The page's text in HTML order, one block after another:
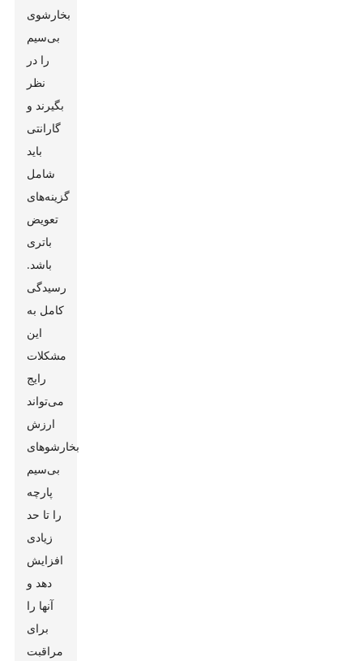
بخارشوی
بی‌سیم
را در
نظر
بگیرند و
گارانتی
باید
شامل
گزینه‌های
تعویض
باتری
باشد.
رسیدگی
کامل به
این
مشکلات
رایج
می‌تواند
ارزش
بخارشوهای
بی‌سیم
پارچه
را تا حد
زیادی
افزایش
دهد و
آنها را
برای
مراقبت